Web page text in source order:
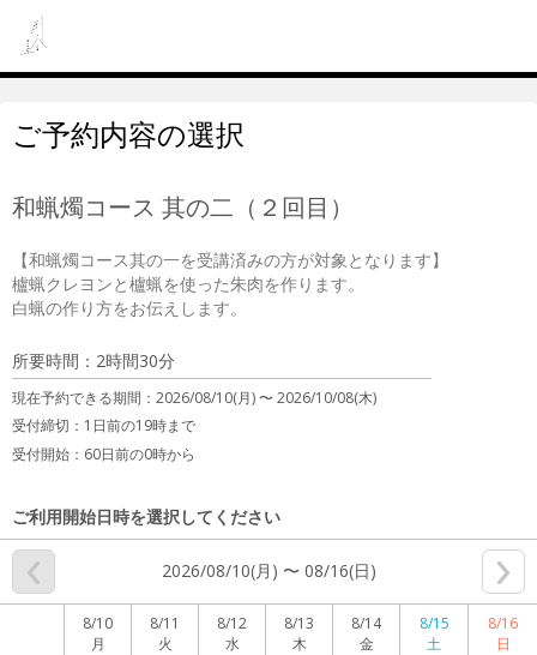
ご予約内容の選択
和蝋燭コース 其の二（２回目）
【和蝋燭コース其の一を受講済みの方が対象となります】
櫨蝋クレヨンと櫨蝋を使った朱肉を作ります。
白蝋の作り方をお伝えします。
所要時間：2時間30分
現在予約できる期間： 2026/08/10(月) 〜2026/10/08(木)
受付締切： 1日前の19時まで
受付開始： 60日前の0時から
ご利用開始日時を選択してください
2026/08/10(月) 〜 08/16(日)
8/10
月
8/11
火
8/12
水
8/13
木
8/14
金
8/15
土
8/16
日